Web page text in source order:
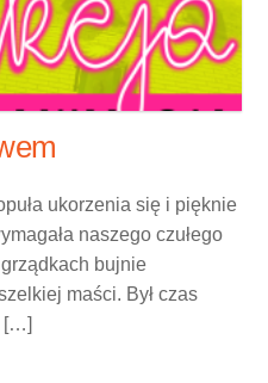
ukorzenia się i pięknie
naszego czułego
bujnie
maści. Był czas
[…]